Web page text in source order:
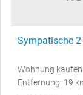
Sympatische
Wohnung
Entfernung: 19